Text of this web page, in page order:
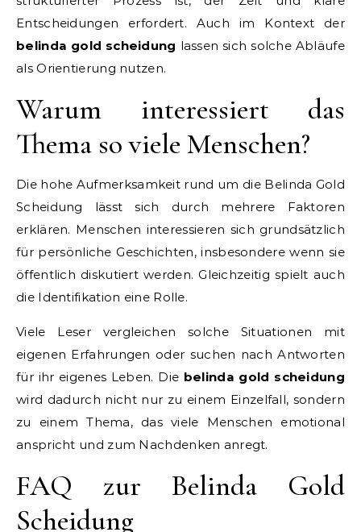
Entscheidungen erfordert. Auch im Kontext der
belinda gold scheidung lassen sich solche Abläufe
als Orientierung nutzen.
Warum interessiert das
Thema so viele Menschen?
Die hohe Aufmerksamkeit rund um die Belinda Gold
Scheidung lässt sich durch mehrere Faktoren
erklären. Menschen interessieren sich grundsätzlich
für persönliche Geschichten, insbesondere wenn sie
öffentlich diskutiert werden. Gleichzeitig spielt auch
die Identifikation eine Rolle.
Viele Leser vergleichen solche Situationen mit
eigenen Erfahrungen oder suchen nach Antworten
für ihr eigenes Leben. Die belinda gold scheidung
wird dadurch nicht nur zu einem Einzelfall, sondern
zu einem Thema, das viele Menschen emotional
anspricht und zum Nachdenken anregt.
FAQ zur Belinda Gold
Scheidung